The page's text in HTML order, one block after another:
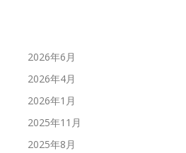
2026年6月
2026年4月
2026年1月
2025年11月
2025年8月